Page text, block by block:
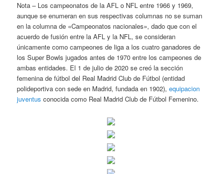
Nota – Los campeonatos de la AFL o NFL entre 1966 y 1969,
aunque se enumeran en sus respectivas columnas no se suman
en la columna de «Campeonatos nacionales», dado que con el
acuerdo de fusión entre la AFL y la NFL, se consideran
únicamente como campeones de liga a los cuatro ganadores de
los Super Bowls jugados antes de 1970 entre los campeones de
ambas entidades. El 1 de julio de 2020 se creó la sección
femenina de fútbol del Real Madrid Club de Fútbol (entidad
polideportiva con sede en Madrid, fundada en 1902),equipacion
juventus conocida como Real Madrid Club de Fútbol Femenino.